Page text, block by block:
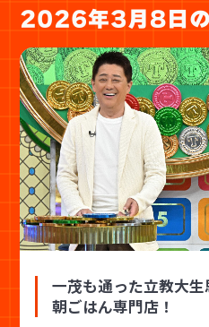
2026年3月8日
一茂も通った立教大
朝ごはん専門店！